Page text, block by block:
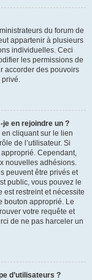
du forum de
appartenir à plusieurs
individuelles. Ceci
les permissions de
accorder des pouvoirs
privé.
en rejoindre un ?
cliquant sur le lien
de l’utilisateur. Si
Cependant,
nouvelles adhésions.
peuvent être privés et
public, vous pouvez le
restreint et nécessite
bouton approprié. Le
votre requête et
de ne pas harceler un
d’utilisateurs ?